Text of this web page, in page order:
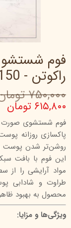
فوم
راکوتن - 150 میلی لیتر
۷۵۰,۰۰۰ تومان
۶۱۵,۸۰۰ تومان
فوم شستشوی صورت
پاکسازی روزانه
روشن‌تر شدن پوست
این فوم با بافت
مواد آرایشی را
طراوت و شادابی
محصول به بهبود
ویژگی‌ها و مزایا: